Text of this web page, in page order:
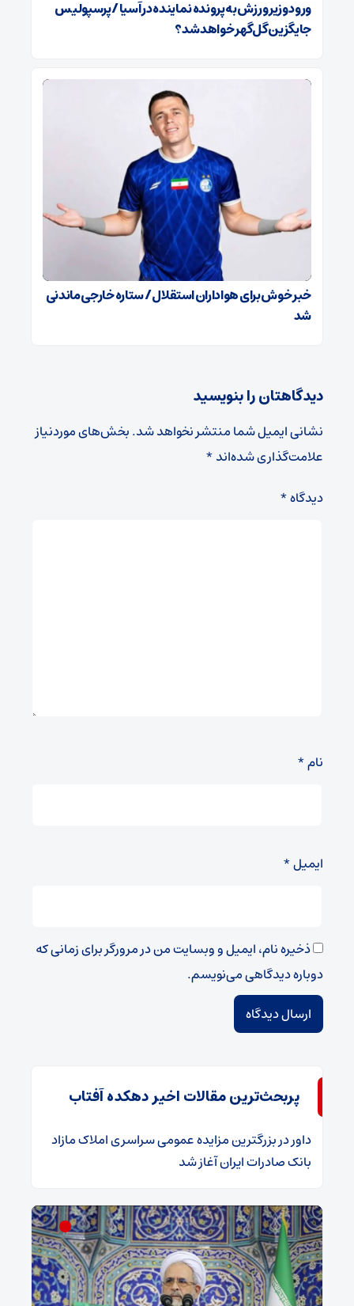
ورود وزیر ورزش به پرونده نماینده در آسیا / پرسپولیس
جایگزین گل‌گهر خواهد شد؟
خبر خوش برای هواداران استقلال / ستاره خارجی ماندنی
شد
دیدگاهتان را بنویسید
نشانی ایمیل شما منتشر نخواهد شد.بخش‌های موردنیاز
علامت‌گذاری شده‌اند*
دیدگاه*
نام*
ایمیل*
ذخیره نام، ایمیل و وبسایت من در مرورگر برای زمانی که
دوباره دیدگاهی می‌نویسم.
پربحث‌ترین مقالات اخیر دهکده آفتاب
داوردر​بزرگترین مزایده عمومی سراسری املاک مازاد
بانک صادرات ایران آغاز شد